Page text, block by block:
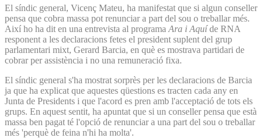
El síndic general, Vicenç Mateu, ha manifestat que si algun conseller
pensa que cobra massa pot renunciar a part del sou o treballar més.
Així ho ha dit en una entrevista al programa Ara i Aquíde RNA
responent a les declaracions fetes el president suplent del grup
parlamentari mixt, Gerard Barcia, en què es mostrava partidari de
cobrar per assistència i no una remuneració fixa.
El síndic general s'ha mostrat sorprès per les declaracions de Barcia
ja que ha explicat que aquestes qüestions es tracten cada any en
Junta de Presidents i que l'acord es pren amb l'acceptació de tots els
grups. En aquest sentit, ha apuntat que si un conseller pensa que està
massa ben pagat té l'opció de renunciar a una part del sou o treballar
més 'perquè de feina n'hi ha molta'.